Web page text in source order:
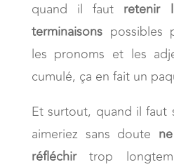
quand il faut retenir
terminaisonspossibles
les pronoms et les
cumulé, ça en fait un
Et surtout, quand il faut
aimeriez sans doute
réfléchirtrop